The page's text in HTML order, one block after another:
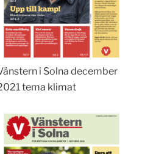
i Solna december
tema klimat